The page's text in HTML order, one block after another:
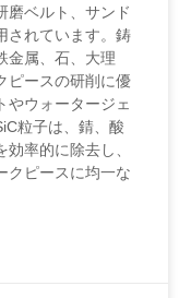
磨ベルト、サンド
されています。鋳
金属、石、大理
ピースの研削に優
やウォータージェ
粒子は、錆、酸
率的に除去し、
クピースに均一な